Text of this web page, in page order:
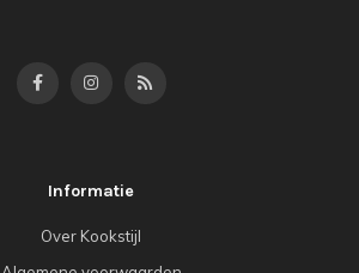
Informatie
Over Kookstijl